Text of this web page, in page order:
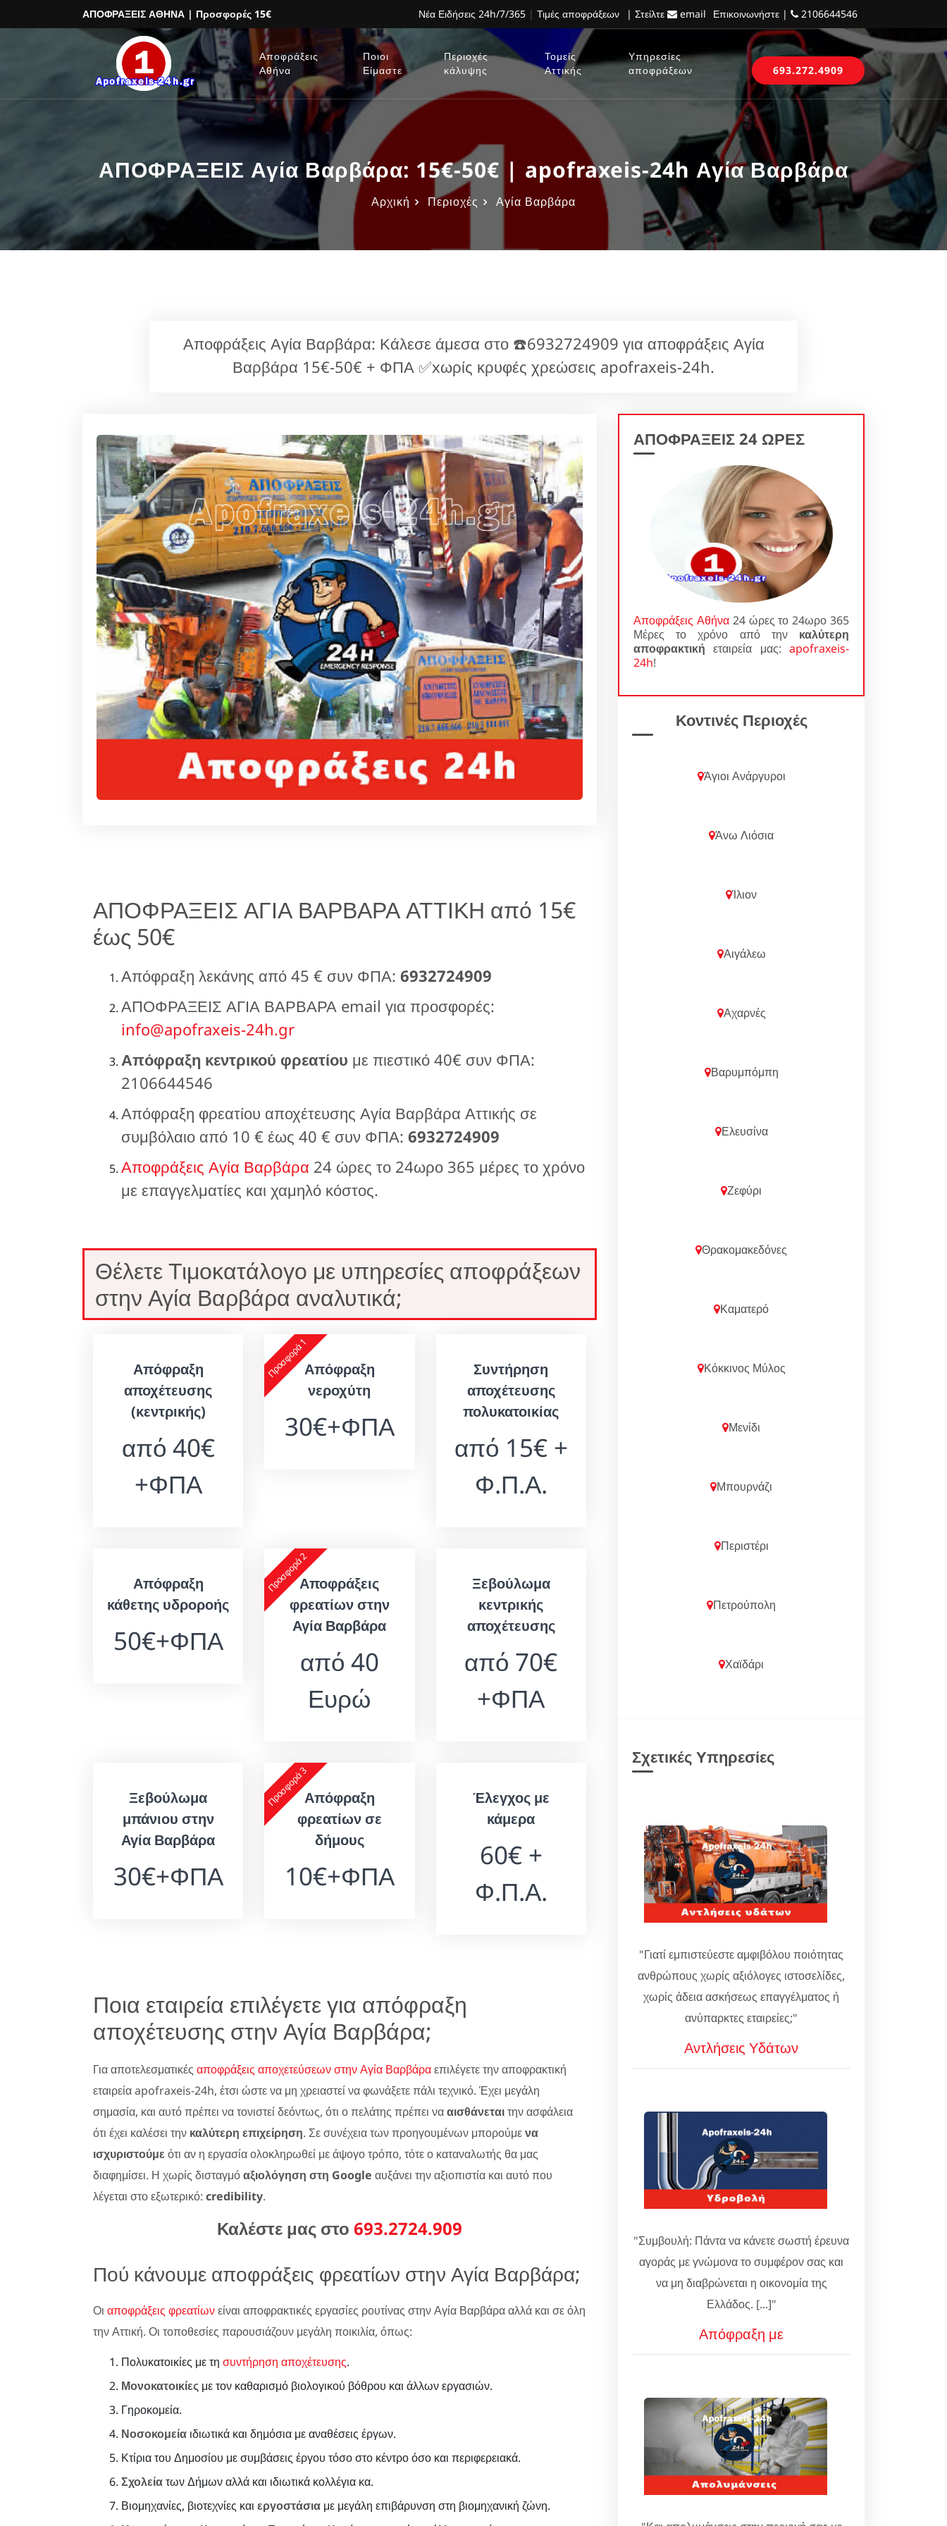
ΑΠΟΦΡΑΞΕΙΣ ΑΘΗΝΑ | Προσφορές 15€ Νέα Ειδήσεις 24h/7/365 | Τιμές αποφράξεων | Στείλτε email Επικοινωνήστε | 2106644546
Αποφράξεις
Αθήνα
Ποιοι
Είμαστε
Περιοχές
κάλυψης
Τομείς
Αττικής
Υπηρεσίες
αποφράξεων
693.272.4909
ΑΠΟΦΡΑΞΕΙΣ Αγία Βαρβάρα: 15€-50€ | apofraxeis-24h Αγία Βαρβάρα
Αρχική Περιοχές Αγία Βαρβάρα
Αποφράξεις Αγία Βαρβάρα: Κάλεσε άμεσα στο ☎️6932724909 για αποφράξεις Αγία
Βαρβάρα 15€-50€ + ΦΠΑ ✅xωρίς κρυφές χρεώσεις apofraxeis-24h.
ΑΠΟΦΡΑΞΕΙΣ ΑΓΙΑ ΒΑΡΒΑΡΑ ΑΤΤΙΚΗ από 15€
έως 50€
Απόφραξη λεκάνης από 45 € συν ΦΠΑ: 6932724909
ΑΠΟΦΡΑΞΕΙΣ ΑΓΙΑ ΒΑΡΒΑΡΑ email για προσφορές:
info@apofraxeis-24h.gr
Απόφραξη κεντρικού φρεατίου με πιεστικό 40€ συν ΦΠΑ:
2106644546
Απόφραξη φρεατίου αποχέτευσης Αγία Βαρβάρα Αττικής σε
συμβόλαιο από 10 € έως 40 € συν ΦΠΑ: 6932724909
Αποφράξεις Αγία Βαρβάρα 24 ώρες το 24ωρο 365 μέρες το χρόνο
με επαγγελματίες και χαμηλό κόστος.
Θέλετε Τιμοκατάλογο με υπηρεσίες αποφράξεων
στην Αγία Βαρβάρα αναλυτικά;
Απόφραξη
αποχέτευσης
(κεντρικής)
από 40€
+ΦΠΑ
Προσφορά 1Απόφραξη
νεροχύτη
30€+ΦΠΑ
Συντήρηση
αποχέτευσης
πολυκατοικίας
από 15€ +
Φ.Π.Α.
Απόφραξη
κάθετης υδροροής
50€+ΦΠΑ
Προσφορά 2Αποφράξεις
φρεατίων στην
Αγία Βαρβάρα
από 40
Ευρώ
Ξεβούλωμα
κεντρικής
αποχέτευσης
από 70€
+ΦΠΑ
Ξεβούλωμα
μπάνιου στην
Αγία Βαρβάρα
30€+ΦΠΑ
Προσφορά 3Απόφραξη
φρεατίων σε
δήμους
10€+ΦΠΑ
Έλεγχος με
κάμερα
60€ +
Φ.Π.Α.
Ποια εταιρεία επιλέγετε για απόφραξη
αποχέτευσης στην Αγία Βαρβάρα;
Για αποτελεσματικές αποφράξεις αποχετεύσεων στην Αγία Βαρβάραεπιλέγετε την αποφρακτική
εταιρεία apofraxeis-24h, έτσι ώστε να μη χρειαστεί να φωνάξετε πάλι τεχνικό. Έχει μεγάλη
σημασία, και αυτό πρέπει να τονιστεί δεόντως, ότι ο πελάτης πρέπει νααισθάνεταιτην ασφάλεια
ότι έχει καλέσει την καλύτερη επιχείρηση. Σε συνέχεια των προηγουμένων μπορούμενα
ισχυριστούμε ότι αν η εργασία ολοκληρωθεί με άψογο τρόπο, τότε ο καταναλωτής θα μας
διαφημίσει. Η χωρίς δισταγμόαξιολόγηση στη Google αυξάνει την αξιοπιστία και αυτό που
λέγεται στο εξωτερικό: credibility.
Καλέστε μας στο 693.2724.909
Πού κάνουμε αποφράξεις φρεατίων στην Αγία Βαρβάρα;
Οι αποφράξεις φρεατίωνείναι αποφρακτικές εργασίες ρουτίνας στην Αγία Βαρβάρα αλλά και σε όλη
την Αττική. Οι τοποθεσίες παρουσιάζουν μεγάλη ποικιλία, όπως:
Πολυκατοικίες με τη συντήρηση αποχέτευσης.
Μονοκατοικίες με τον καθαρισμό βιολογικού βόθρου και άλλων εργασιών.
Γηροκομεία.
Νοσοκομεία ιδιωτικά και δημόσια με αναθέσεις έργων.
Κτίρια του Δημοσίου με συμβάσεις έργου τόσο στο κέντρο όσο και περιφερειακά.
Σχολείατων Δήμων αλλά και ιδιωτικά κολλέγια κα.
Βιομηχανίες, βιοτεχνίες και εργοστάσια με μεγάλη επιβάρυνση στη βιομηχανική ζώνη.
ΑΠΟΦΡΑΞΕΙΣ 24 ΩΡΕΣ
Αποφράξεις Αθήνα24 ώρες το 24ωρο 365
Μέρες το χρόνο από την καλύτερη
αποφρακτική εταιρεία μας: apofraxeis-
24h!
Κοντινές Περιοχές
Άγιοι Ανάργυροι
Άνω Λιόσια
Ίλιον
Αιγάλεω
Αχαρνές
Βαρυμπόμπη
Ελευσίνα
Ζεφύρι
Θρακομακεδόνες
Καματερό
Κόκκινος Μύλος
Μενίδι
Μπουρνάζι
Περιστέρι
Πετρούπολη
Χαϊδάρι
Σχετικές Υπηρεσίες
"Γιατί εμπιστεύεστε αμφιβόλου ποιότητας
ανθρώπους χωρίς αξιόλογες ιστοσελίδες,
χωρίς άδεια ασκήσεως επαγγέλματος ή
ανύπαρκτες εταιρείες;"
Αντλήσεις Υδάτων
"Συμβουλή: Πάντα να κάνετε σωστή έρευνα
αγοράς με γνώμονα το συμφέρον σας και
να μη διαβρώνεται η οικονομία της
Ελλάδος. [...]"
Απόφραξη με